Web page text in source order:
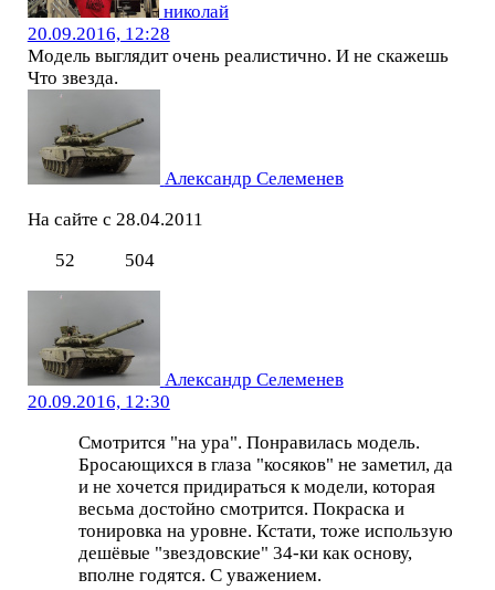
николай
20.09.2016, 12:28
Модель выглядит очень реалистично. И не скажешь
Что звезда.
Александр Селеменев
На сайте с 28.04.2011
52
504
Александр Селеменев
20.09.2016, 12:30
Смотрится "на ура". Понравилась модель.
Бросающихся в глаза "косяков" не заметил, да
и не хочется придираться к модели, которая
весьма достойно смотрится. Покраска и
тонировка на уровне. Кстати, тоже использую
дешёвые "звездовские" 34-ки как основу,
вполне годятся. С уважением.